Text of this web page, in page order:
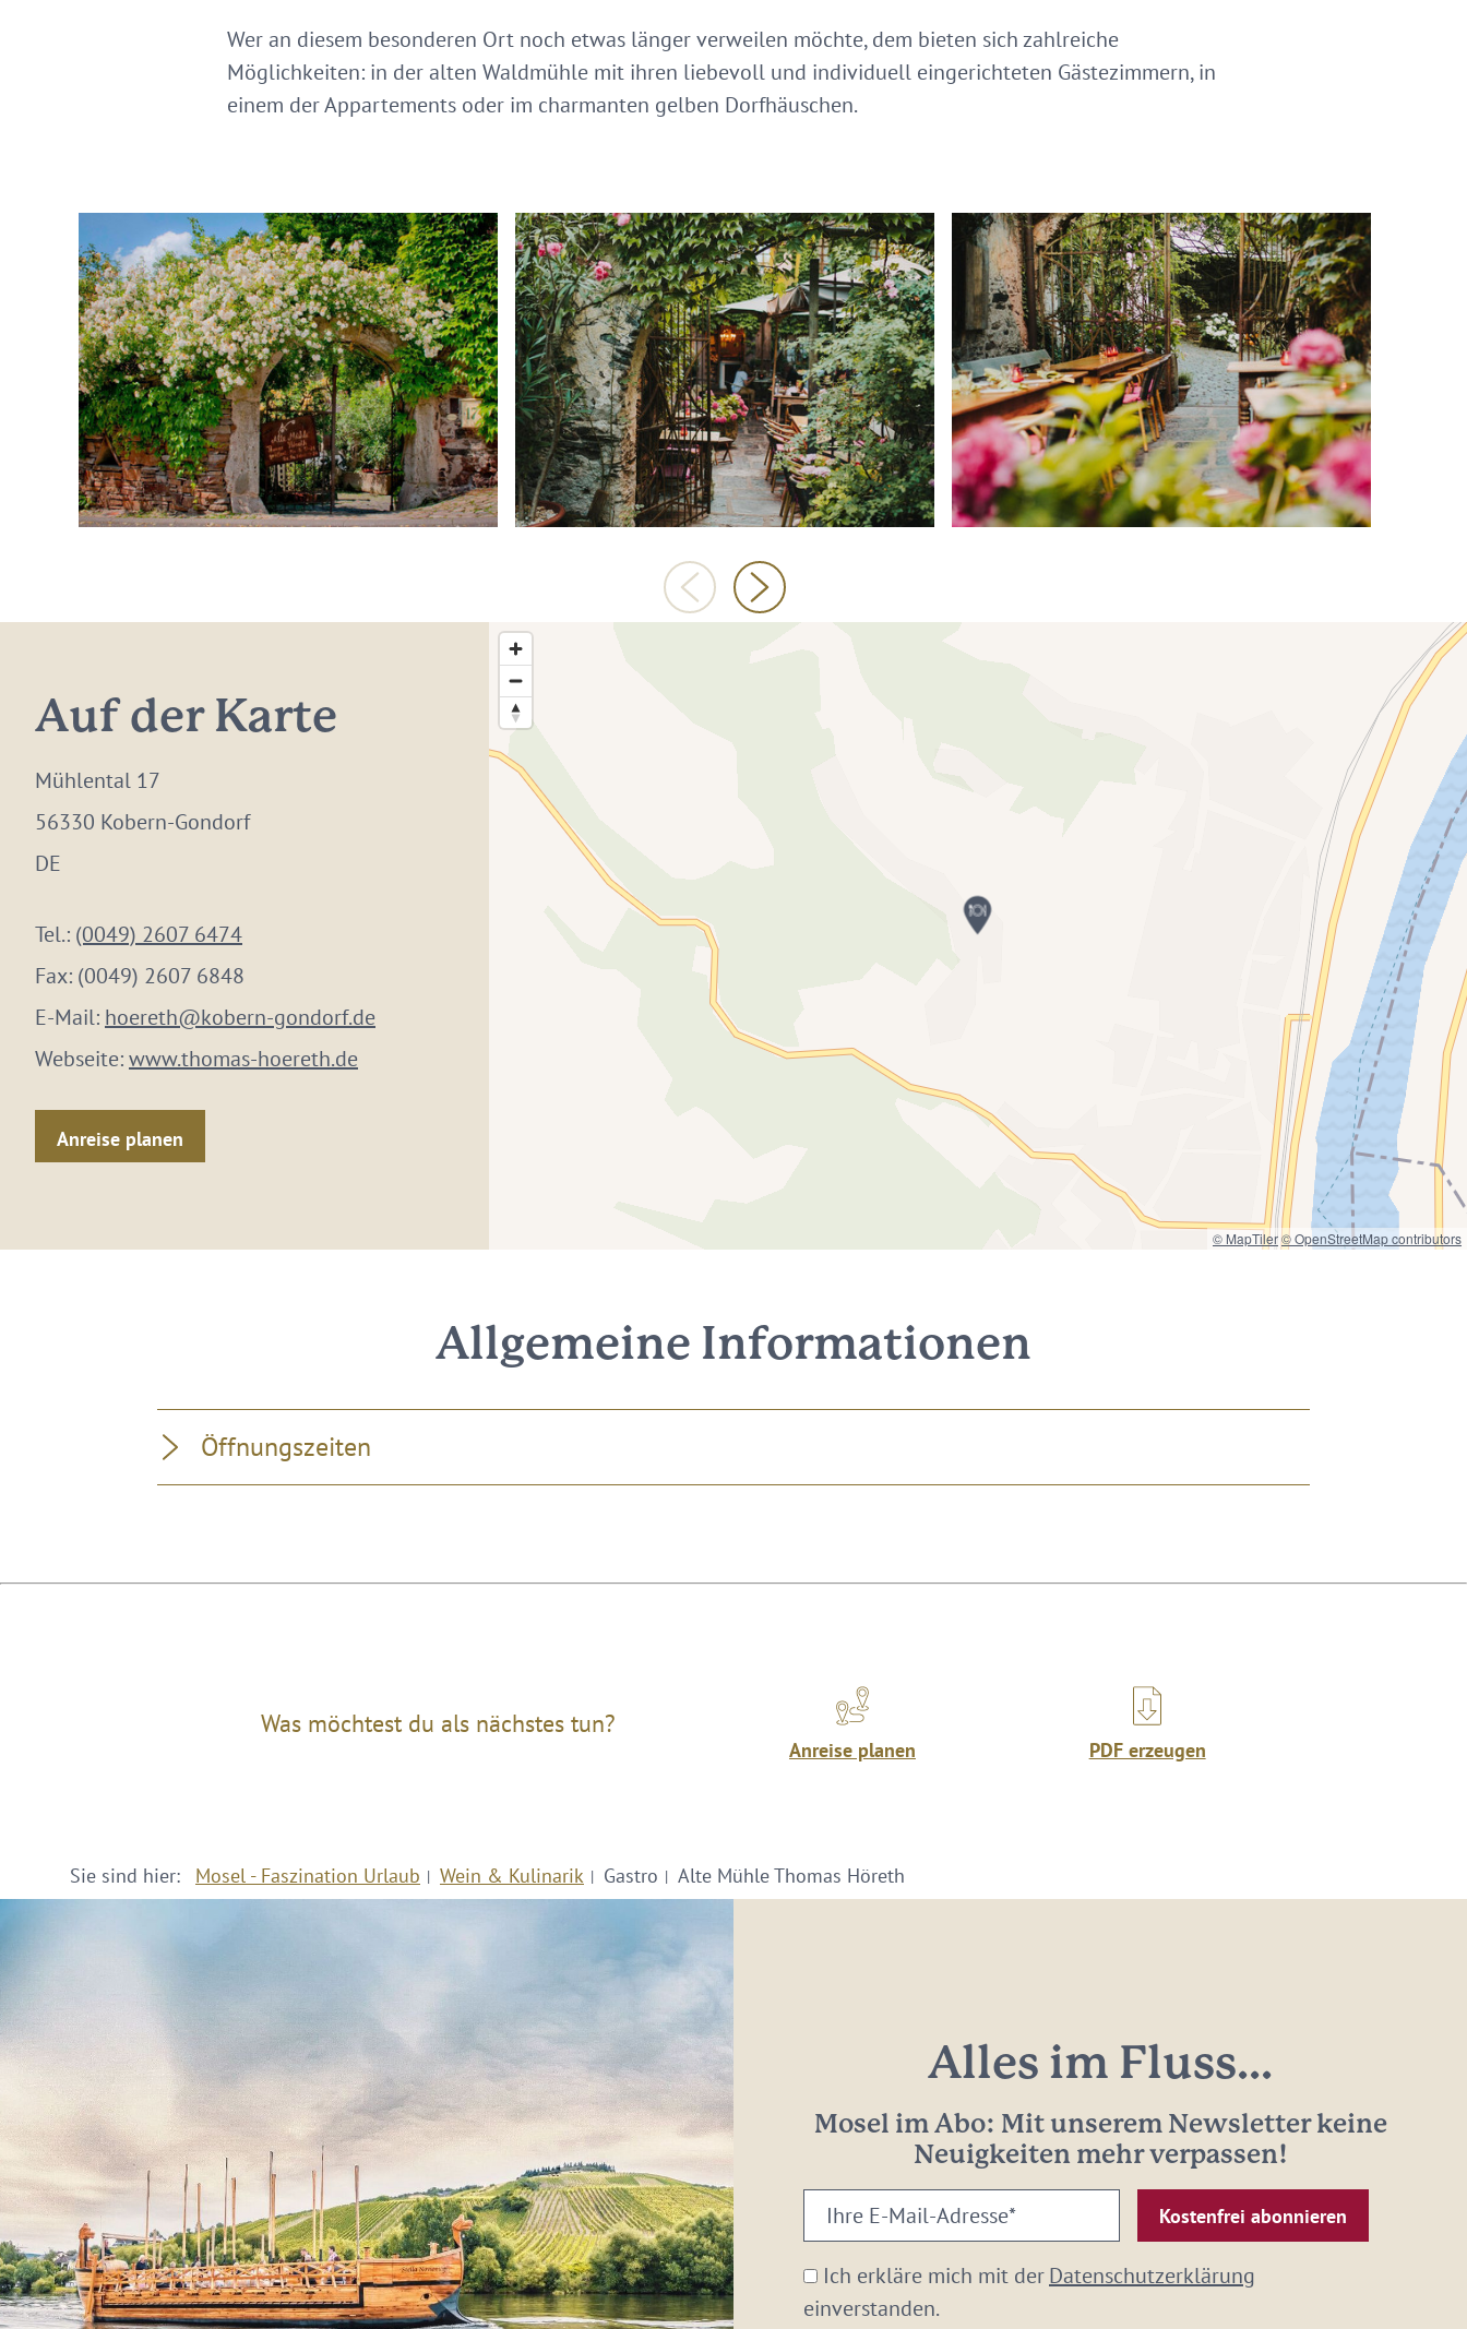
Wer an diesem besonderen Ort noch etwas länger verweilen möchte, dem bieten sich zahlreiche
Möglichkeiten: in der alten Waldmühle mit ihren liebevoll und individuell eingerichteten Gästezimmern, in
einem der Appartements oder im charmanten gelben Dorfhäuschen.
Auf der Karte
Mühlental 17
56330 Kobern-Gondorf
DE
Tel.: (0049) 2607 6474
Fax: (0049) 2607 6848
E-Mail: hoereth@kobern-gondorf.de
Webseite:www.thomas-hoereth.de
Anreise planen
© MapTiler© OpenStreetMap contributors
Allgemeine Informationen
Öffnungszeiten
Was möchtest du als nächstes tun?
Anreise planen PDF erzeugen
Sie sind hier: Mosel - Faszination Urlaub Wein & Kulinarik Gastro Alte Mühle Thomas Höreth
Alles im Fluss...
Mosel im Abo: Mit unserem Newsletter keine
Neuigkeiten mehr verpassen!
Ihre
E-
Mail-
Adresse:
Ich erkläre mich mit derDatenschutzerklärung
einverstanden.